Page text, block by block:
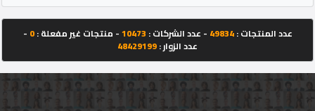
عدد المنتجات :49834 - عدد الشركات : 10473- منتجات غير مفعلة :0
-
عدد الزوار :48429199